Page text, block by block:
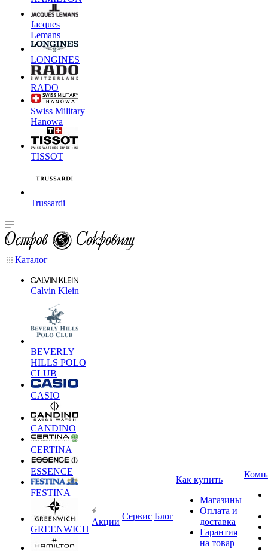
Jacques
Lemans
LONGINES
RADO
Swiss Military
Hanowa
TISSOT
Trussardi
Каталог
Calvin Klein
BEVERLY
HILLS POLO
CLUB
CASIO
CANDINO
CERTINA
ESSENCE
FESTINA
GREENWICH
Акции
Сервис Блог
Как купить
Магазины
Оплата и
доставка
Гарантия
на товар